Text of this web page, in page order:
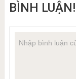
BÌNH LUẬN!